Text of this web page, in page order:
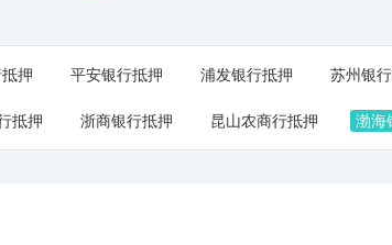
押 平安银行抵押 浦发银行抵押 苏州银
抵押 浙商银行抵押 昆山农商行抵押 渤海